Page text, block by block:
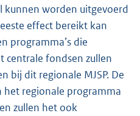
kunnen worden uitgevoerd
effect bereikt kan
programma’s die
centrale fondsen zullen
bij dit regionale MJSP. De
het regionale programma
zullen het ook